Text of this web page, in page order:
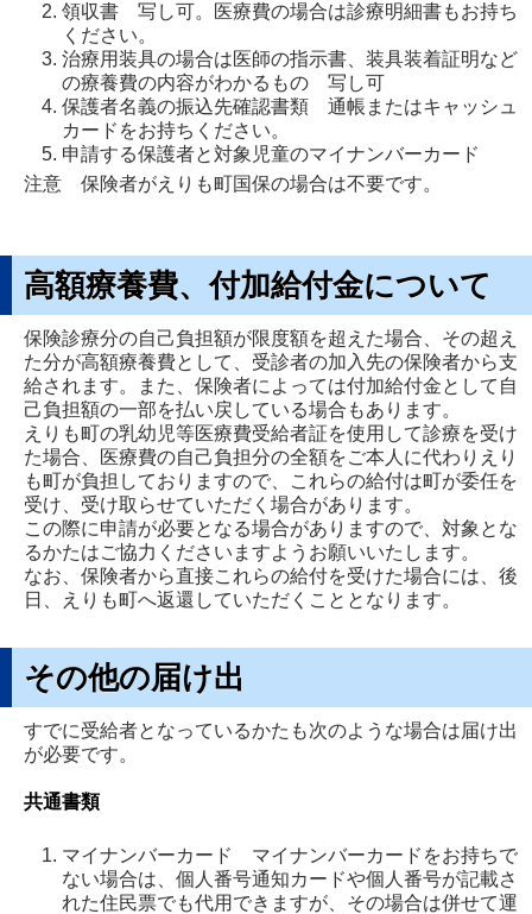
領収書 写し可。医療費の場合は診療明細書もお持ち
ください。
治療用装具の場合は医師の指示書、装具装着証明など
の療養費の内容がわかるもの 写し可
保護者名義の振込先確認書類 通帳またはキャッシュ
カードをお持ちください。
申請する保護者と対象児童のマイナンバーカード
注意 保険者がえりも町国保の場合は不要です。
高額療養費、付加給付金について
保険診療分の自己負担額が限度額を超えた場合、その超え
た分が高額療養費として、受診者の加入先の保険者から支
給されます。また、保険者によっては付加給付金として自
己負担額の一部を払い戻している場合もあります。
えりも町の乳幼児等医療費受給者証を使用して診療を受け
た場合、医療費の自己負担分の全額をご本人に代わりえり
も町が負担しておりますので、これらの給付は町が委任を
受け、受け取らせていただく場合があります。
この際に申請が必要となる場合がありますので、対象とな
るかたはご協力くださいますようお願いいたします。
なお、保険者から直接これらの給付を受けた場合には、後
日、えりも町へ返還していただくこととなります。
その他の届け出
すでに受給者となっているかたも次のような場合は届け出
が必要です。
共通書類
マイナンバーカード マイナンバーカードをお持ちで
ない場合は、個人番号通知カードや個人番号が記載さ
れた住民票でも代用できますが、その場合は併せて運